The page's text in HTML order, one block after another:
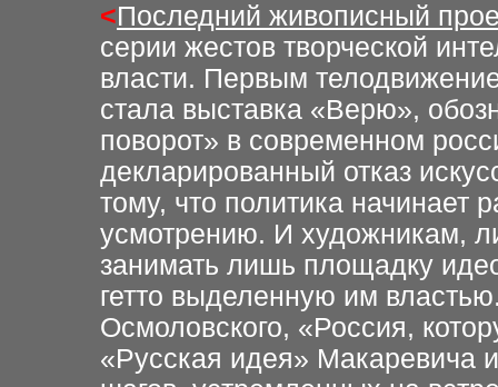
<Последний живописный
серии жестов творческой
власти. Первым
стала выставка «Верю»,
поворот» в современном
декларированный отказ
тому, что политика начинает
усмотрению. И художникам,
занимать лишь площадку
гетто выделенную им
Осмоловского, «Россия,
«Русская идея» Макаревича